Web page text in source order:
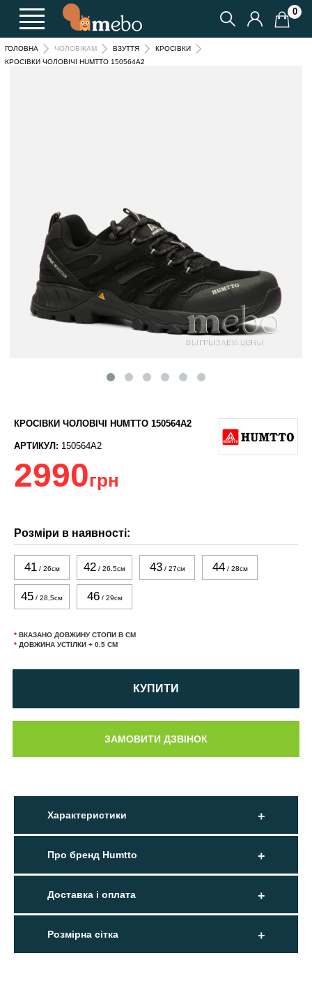
0
ГОЛОВНА ЧОЛОВІКАМ ВЗУТТЯ
КРОСІВКИ
КРОСІВКИ ЧОЛОВІЧІ HUMTTO 150564A2
КРОСІВКИ ЧОЛОВІЧІ HUMTTO 150564A2
АРТИКУЛ: 150564A2
2990грн
Розміри в наявності:
41/ 26см 42 / 26.5см 43/ 27см 44/ 28см
45 / 28,5см 46/ 29см
* ВКАЗАНО ДОВЖИНУ СТОПИ В СМ
* ДОВЖИНА УСТІЛКИ + 0.5 СМ
КУПИТИ
Характеристики
Про бренд Humtto
Доставка і оплата
Розмірна сітка